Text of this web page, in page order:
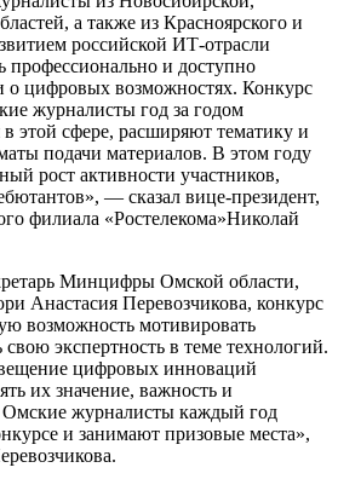
а также из Красноярского и
российской ИТ-отрасли
профессионально и доступно
о цифровых возможностях. Конкурс
журналисты год за годом
этой сфере, расширяют тематику и
подачи материалов. В этом году
рост активности участников,
— сказал вице-президент,
филиала «Ростелекома»Николай
Минцифры Омской области,
Анастасия Перевозчикова, конкурс
возможность мотивировать
экспертность в теме технологий.
цифровых инноваций
их значение, важность и
Омские журналисты каждый год
и занимают призовые места»,